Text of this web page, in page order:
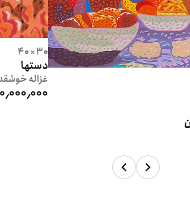
30 × 40
دستها
غزاله
10٬000٬000